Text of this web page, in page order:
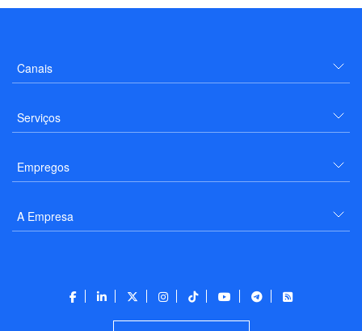
Canais
Serviços
Empregos
A Empresa